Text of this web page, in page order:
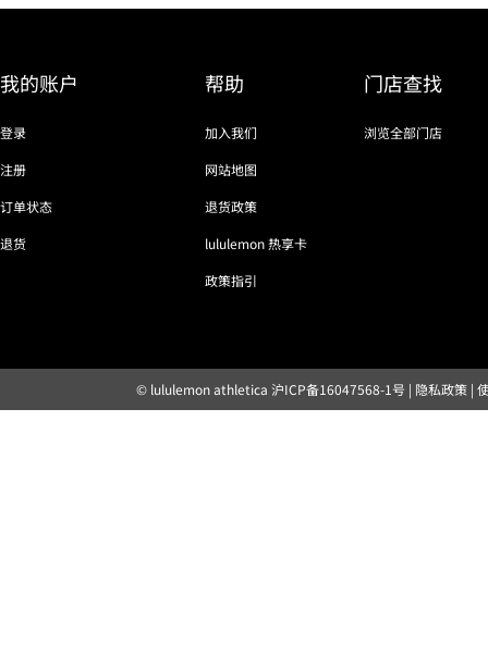
我的账户
登录
注册
订单状态
退货
帮助
加入我们
网站地图
退货政策
lululemon 热享卡
政策指引
门店查找
浏览全部门店
© lululemon athletica 沪ICP备16047568-1号 | 隐私政策|